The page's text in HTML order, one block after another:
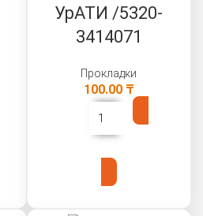
УрАТИ /5320-
3414071
Прокладки
100.00 ₸